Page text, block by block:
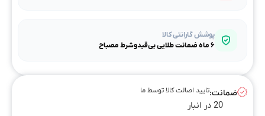
پوشش گارانتی کالا
۶ ماه ضمانت طلایی بی‌قیدوشرط مصباح
ضمانت:تایید اصالت کالا توسط ما
20 در انبار